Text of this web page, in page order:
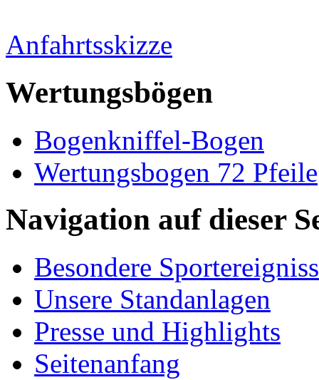
Anfahrtsskizze
Wertungsbögen
Bogenkniffel-Bogen
Wertungsbogen 72 Pfeile
Navigation auf dieser
Besondere
Unsere Standanlagen
Presse und Highlights
Seitenanfang